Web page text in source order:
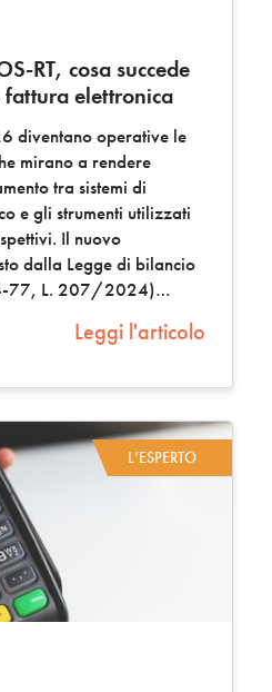
RT, cosa succede
fattura elettronica
diventano operative le
mirano a rendere
tra sistemi di
e gli strumenti utilizzati
Il nuovo
dalla Legge di bilancio
77, L. 207/2024)
Leggi l'articolo
L’ESPERTO